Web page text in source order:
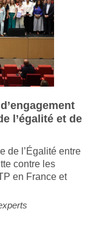
l’égalité et de
de l’Égalité entre
contre les
en France et